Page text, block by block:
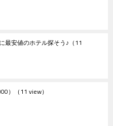
最安値のホテル探そう♪ （11
） （11 view）